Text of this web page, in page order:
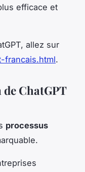
efficace et
allez sur
francais.html.
ChatGPT
processus